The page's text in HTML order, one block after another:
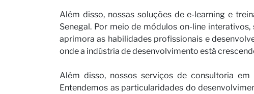
Além disso, nossas soluções de e-learning e
Senegal. Por meio de módulos on-line
aprimora as habilidades profissionais e
onde a indústria de desenvolvimento está
Além disso, nossos serviços de consultoria
Entendemos as particularidades do